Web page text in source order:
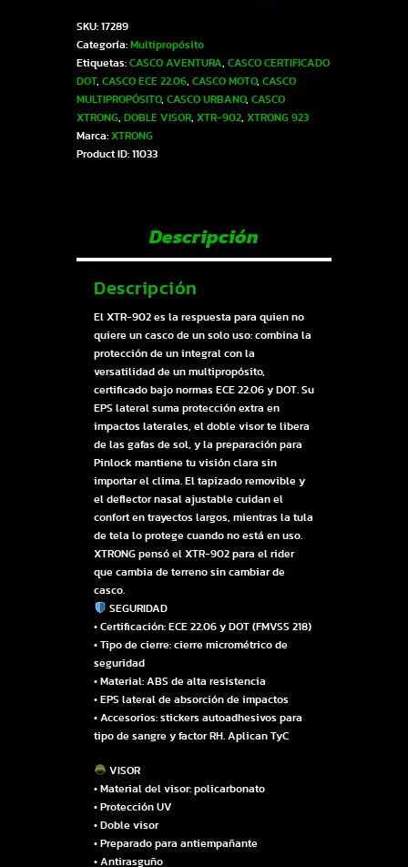
fly
gris
azul
verde
L
|
SKU17289
cantidad
SKU: 17289
Categoría: Multipropósito
Etiquetas: CASCO AVENTURA, CASCO CERTIFICADO
DOT, CASCO ECE 22.06, CASCO MOTO, CASCO
MULTIPROPÓSITO, CASCO URBANO, CASCO
XTRONG, DOBLE VISOR, XTR-902, XTRONG 923
Marca: XTRONG
Product ID: 11033
Descripción
Descripción
El XTR-902 es la respuesta para quien no
quiere un casco de un solo uso: combina la
protección de un integral con la
versatilidad de un multipropósito,
certificado bajo normas ECE 22.06 y DOT. Su
EPS lateral suma protección extra en
impactos laterales, el doble visor te libera
de las gafas de sol, y la preparación para
Pinlock mantiene tu visión clara sin
importar el clima. El tapizado removible y
el deflector nasal ajustable cuidan el
confort en trayectos largos, mientras la tula
de tela lo protege cuando no está en uso.
XTRONG pensó el XTR-902 para el rider
que cambia de terreno sin cambiar de
casco.
SEGURIDAD
• Certificación: ECE 22.06 y DOT (FMVSS 218)
• Tipo de cierre: cierre micrométrico de
seguridad
• Material: ABS de alta resistencia
• EPS lateral de absorción de impactos
• Accesorios: stickers autoadhesivos para
tipo de sangre y factor RH. Aplican TyC
VISOR
• Material del visor: policarbonato
• Protección UV
• Doble visor
• Preparado para antiempañante
• Antirasguño